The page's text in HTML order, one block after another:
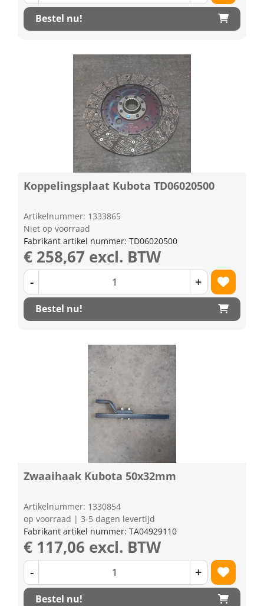
Bestel nu!
Koppelingsplaat Kubota TD06020500
Artikelnummer: 1333865
Niet op voorraad
Fabrikant artikel nummer: TD06020500
€ 258,67 excl. BTW
- +
Bestel nu!
Zwaaihaak Kubota 50x32mm
Artikelnummer: 1330854
op voorraad | 3-5 dagen levertijd
Fabrikant artikel nummer: TA04929110
€ 117,06 excl. BTW
- +
Bestel nu!